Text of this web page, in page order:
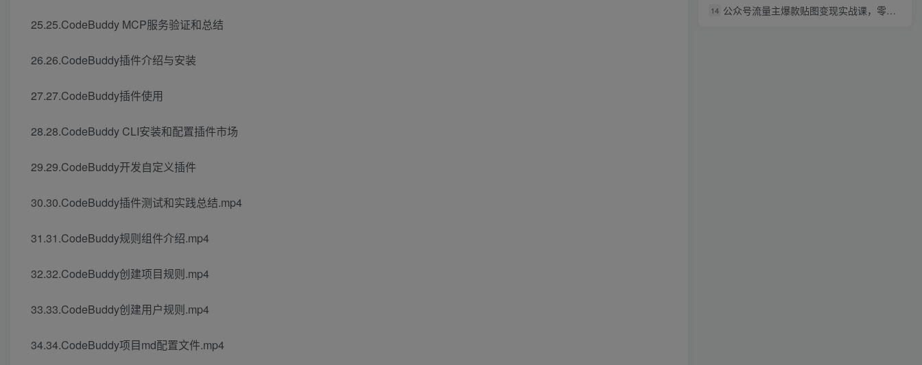
25.25.CodeBuddy MCP服务验证和总结
26.26.CodeBuddy插件介绍与安装
27.27.CodeBuddy插件使用
28.28.CodeBuddy CLI安装和配置插件市场
29.29.CodeBuddy开发自定义插件
30.30.CodeBuddy插件测试和实践总结.mp4
31.31.CodeBuddy规则组件介绍.mp4
32.32.CodeBuddy创建项目规则.mp4
33.33.CodeBuddy创建用户规则.mp4
34.34.CodeBuddy项目md配置文件.mp4
14 公众号流量主爆款贴图变现实战课，零基础AI一键出图，轻松日入100+稳定收益